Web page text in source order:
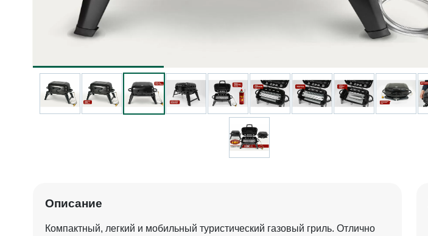
Описание
Компактный, легкий и мобильный туристический газовый гриль. Отлично